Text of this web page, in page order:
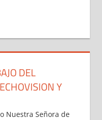
DEL
Y
Nuestra Señora de